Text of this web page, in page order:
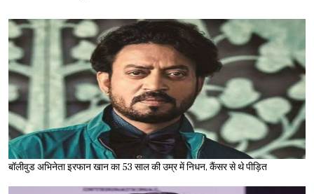
बॉलीवुड अभिनेता इरफान खान का 53 साल की उम्र में निधन, कैंसर से थे पीड़ित